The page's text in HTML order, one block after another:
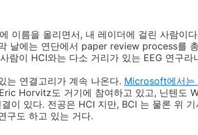
이름을 올리면서, 내 레이더에 걸린 사람이
날에는 연단에서 paper review process를
람이 HCI와는 다소 거리가 있는 EEG 연구라
는 연결고리가 계속 나온다. Microsoft에서는
Horvitz도 거기에 참여하고 있고, 닌텐도
이 있다. 전공은 HCI 지만, BCI 는 물론 위 기
구도 하고 있는 거다.